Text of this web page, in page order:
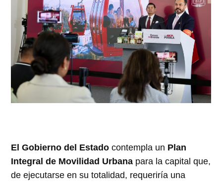
El Gobierno del Estado contempla un Plan
Integral de Movilidad Urbana para la capital que,
de ejecutarse en su totalidad, requeriría una